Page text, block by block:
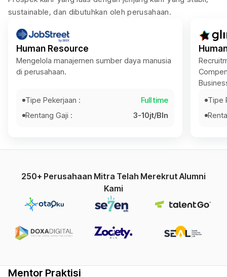
sustainable, dan dibutuhkan oleh perusahaan.
Human Resource
Mengelola manajemen sumber daya manusia
di perusahaan.
Tipe Pekerjaan :
Full time
Rentang Gaji :
3-10jt/Bln
Tipe
250+ Perusahaan Mitra Telah Merekrut Alumni
Kami
Mentor Praktisi